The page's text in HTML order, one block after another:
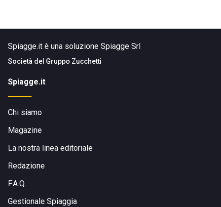
Spiagge.it è una soluzione Spiagge Srl
Società del Gruppo Zucchetti
Spiagge.it
Chi siamo
Magazine
La nostra linea editoriale
Redazione
F.A.Q.
Gestionale Spiaggia